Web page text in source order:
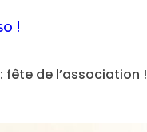
!
fête de l’association !